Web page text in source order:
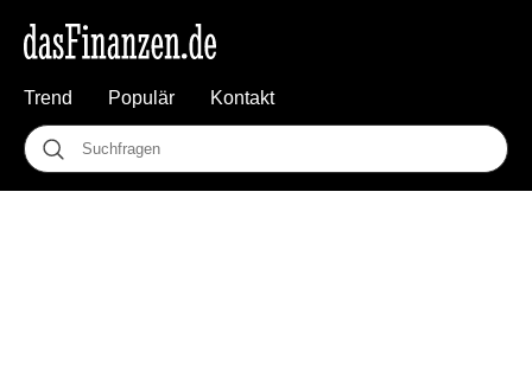
Trend Populär Kontakt